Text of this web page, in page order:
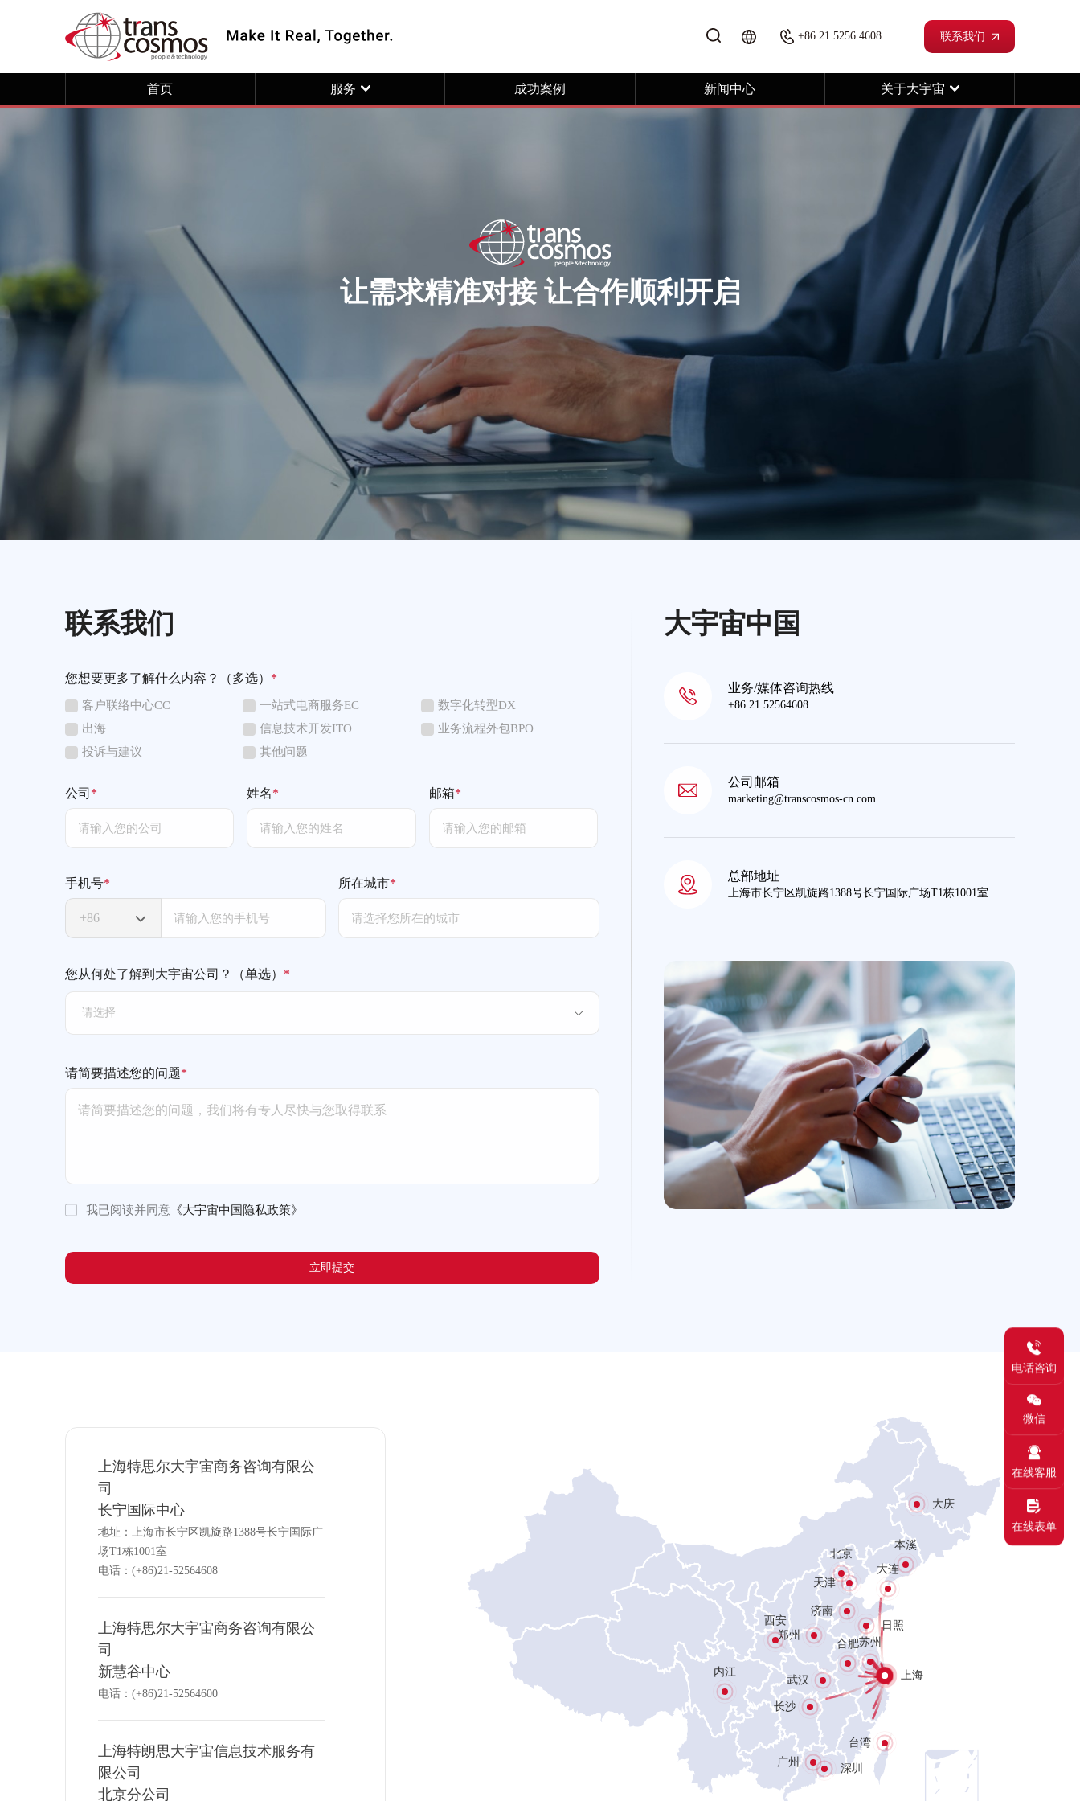
+86 21 5256 4608 联系我们
首页 服务 成功案例 新闻中心 关于大宇宙
让需求精准对接 让合作顺利开启
联系我们
您想要更多了解什么内容？（多选） *
客户联络中心CC 一站式电商服务EC
数字化转型DX
出海
信息技术开发ITO
业务流程外包BPO
投诉与建议
其他问题
公司 * 姓名* 邮箱*
手机号* 所在城市*
您从何处了解到大宇宙公司？（单选） *
请选择
请简要描述您的问题*
我已阅读并同意 《大宇宙中国隐私政策》
立即提交
大宇宙中国
业务/媒体咨询热线
+86 21 52564608
公司邮箱
marketing@transcosmos-cn.com
总部地址
上海市长宁区凯旋路1388号长宁国际广场T1栋1001室
上海特思尔大宇宙商务咨询有限公
司
长宁国际中心
地址：上海市长宁区凯旋路1388号长宁国际广
场T1栋1001室
电话：(+86)21-52564608
上海特思尔大宇宙商务咨询有限公
司
新慧谷中心
电话：(+86)21-52564600
上海特朗思大宇宙信息技术服务有
限公司
北京分公司
大庆
上海
本溪
大连
内江
深圳
广州
长沙
武汉
苏州
合肥
郑州
西安
济南
日照
天津
北京
台湾
电话咨询
微信
在线客服
在线表单